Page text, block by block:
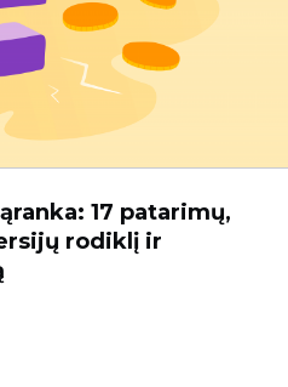
17 patarimų,
rodiklį ir